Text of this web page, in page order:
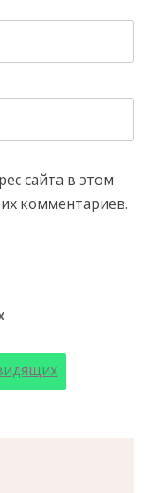
сайта в этом
комментариев.